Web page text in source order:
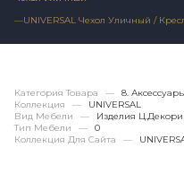
—UNIVERSAL Чехол Уличный /
Категория Товара —
8.
Коллекция
—
UNIVERSAL
Вид Мебели
—
Изделия
Тип Мебели
—
0
Коллекция Для Сайта
—